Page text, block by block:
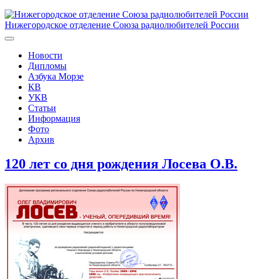
Нижегородское отделение Союза радиолюбителей России
Новости
Дипломы
Азбука Морзе
КВ
УКВ
Статьи
Информация
Фото
Архив
120 лет со дня рождения Лосева О.В.